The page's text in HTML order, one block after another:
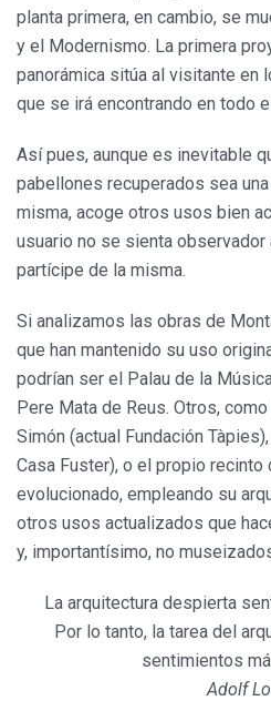
planta primera, en cambio, se
y el Modernismo. La primera
panorámica sitúa al visitante
que se irá encontrando en todo
Así pues, aunque es inevitable
pabellones recuperados sea
misma, acoge otros usos bien
usuario no se sienta observador
partícipe de la misma.
Si analizamos las obras de
que han mantenido su uso
podrían ser el Palau de la
Pere Mata de Reus. Otros,
Simón (actual Fundación
Casa Fuster), o el propio recinto
evolucionado, empleando su
otros usos actualizados que
y, importantísimo, no
La arquitectura despierta
Por lo tanto, la tarea del
sentimientos
Adolf